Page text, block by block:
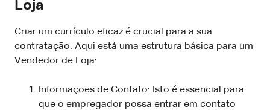
Loja
Criar um currículo eficaz é crucial para a sua
contratação. Aqui está uma estrutura básica para um
Vendedor de Loja:
Informações de Contato: Isto é essencial para
que o empregador possa entrar em contato